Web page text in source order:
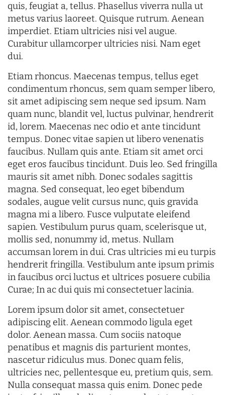
quis, feugiat a, tellus. Phasellus viverra nulla ut
metus varius laoreet. Quisque rutrum. Aenean
imperdiet. Etiam ultricies nisi vel augue.
Curabitur ullamcorper ultricies nisi. Nam eget
dui.
Etiam rhoncus. Maecenas tempus, tellus eget
condimentum rhoncus, sem quam semper libero,
sit amet adipiscing sem neque sed ipsum. Nam
quam nunc, blandit vel, luctus pulvinar, hendrerit
id, lorem. Maecenas nec odio et ante tincidunt
tempus. Donec vitae sapien ut libero venenatis
faucibus. Nullam quis ante. Etiam sit amet orci
eget eros faucibus tincidunt. Duis leo. Sed fringilla
mauris sit amet nibh. Donec sodales sagittis
magna. Sed consequat, leo eget bibendum
sodales, augue velit cursus nunc, quis gravida
magna mi a libero. Fusce vulputate eleifend
sapien. Vestibulum purus quam, scelerisque ut,
mollis sed, nonummy id, metus. Nullam
accumsan lorem in dui. Cras ultricies mi eu turpis
hendrerit fringilla. Vestibulum ante ipsum primis
in faucibus orci luctus et ultrices posuere cubilia
Curae; In ac dui quis mi consectetuer lacinia.
Lorem ipsum dolor sit amet, consectetuer
adipiscing elit. Aenean commodo ligula eget
dolor. Aenean massa. Cum sociis natoque
penatibus et magnis dis parturient montes,
nascetur ridiculus mus. Donec quam felis,
ultricies nec, pellentesque eu, pretium quis, sem.
Nulla consequat massa quis enim. Donec pede